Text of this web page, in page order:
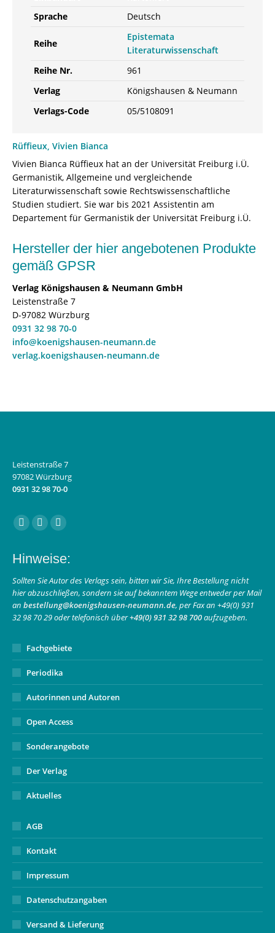
Sprache
Deutsch
Reihe
Epistemata
Literaturwissenschaft
Reihe Nr.
961
Verlag
Königshausen & Neumann
Verlags-Code
05/5108091
Rüffieux, Vivien Bianca
Vivien Bianca Rüffieux hat an der Universität Freiburg i.Ü.
Germanistik, Allgemeine und vergleichende
Literaturwissenschaft sowie Rechtswissenschaftliche
Studien studiert. Sie war bis 2021 Assistentin am
Departement für Germanistik der Universität Freiburg i.Ü.
Hersteller der hier angebotenen Produkte
gemäß GPSR
Verlag Königshausen & Neumann GmbH
Leistenstraße 7
D-97082 Würzburg
0931 32 98 70-0
info@koenigshausen-neumann.de
verlag.koenigshausen-neumann.de
Leistenstraße 7
97082 Würzburg
0931 32 98 70-0
Finden Sie uns auf:
Facebook
opens
in
new
window
Instagram
opens
in
new
window
E-
page
opens
in
new
window
Hinweise:
Sollten Sie Autor des Verlags sein, bitten wir Sie, Ihre Bestellung nicht
hier abzuschließen, sondern sie auf bekanntem Wege entweder per Mail
an bestellung@koenigshausen-neumann.de, per Fax an +49(0) 931
32 98 70 29 oder telefonisch über+49(0) 931 32 98 700aufzugeben.
Fachgebiete
Periodika
Autorinnen und Autoren
Open Access
Sonderangebote
Der Verlag
Aktuelles
AGB
Kontakt
Impressum
Datenschutzangaben
Versand & Lieferung